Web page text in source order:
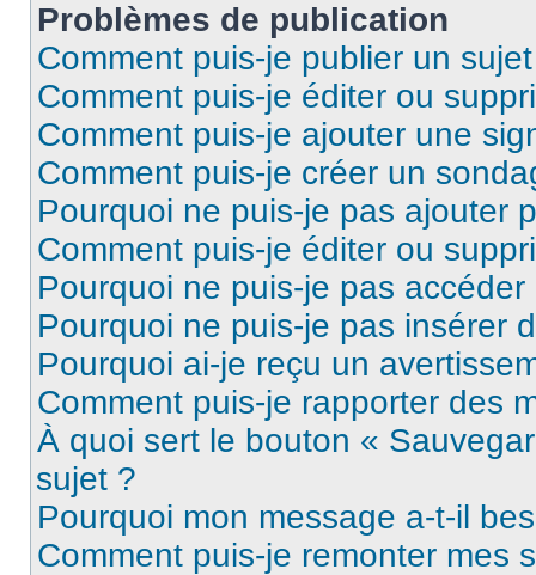
Problèmes de publication
Comment puis-je publier un
Comment puis-je éditer ou
Comment puis-je ajouter une
Comment puis-je créer un
Pourquoi ne puis-je pas ajouter
Comment puis-je éditer ou
Pourquoi ne puis-je pas
Pourquoi ne puis-je pas insérer
Pourquoi ai-je reçu un
Comment puis-je rapporter des
À quoi sert le bouton «
sujet ?
Pourquoi mon message a-t-il
Comment puis-je remonter mes